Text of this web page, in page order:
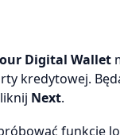
Digital Wallet
kredytowej.
Next.
funkcję